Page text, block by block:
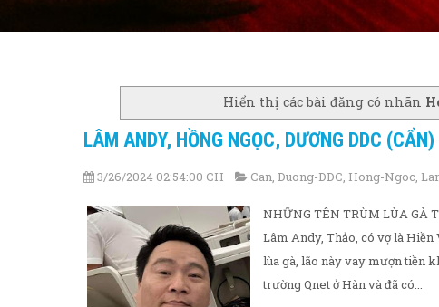
Hiển thị các bài đăng có nhãn
LÂM ANDY, HỒNG NGỌC, DƯƠNG DDC
3/26/2024 02:54:00 CH Can Duong-DDC Hong-Ngoc
NHỮNG TÊN TRÙM LÙA GÀ
Lâm Andy, Thảo, có vợ là Hiền
lùa gà, lão này vay mượn tiền
trường Qnet ở Hàn và đã có...